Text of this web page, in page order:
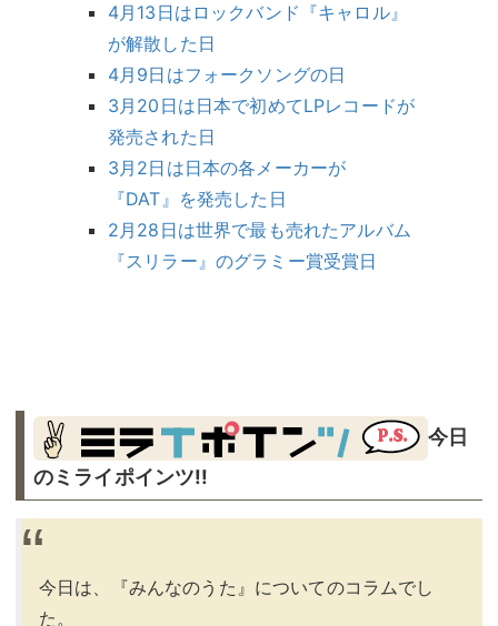
4月13日はロックバンド『キャロル』
が解散した日
4月9日はフォークソングの日
3月20日は日本で初めてLPレコードが
発売された日
3月2日は日本の各メーカーが
『DAT』を発売した日
2月28日は世界で最も売れたアルバム
『スリラー』のグラミー賞受賞日
今日
のミライポインツ!!︎
今日は、『みんなのうた』についてのコラムでし
た。